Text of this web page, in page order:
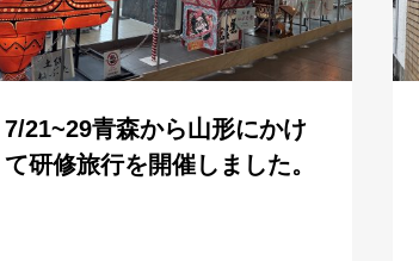
7/21~29青森から山形にかけ
て研修旅行を開催しました。